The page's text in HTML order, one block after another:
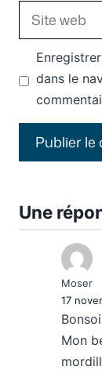
Site
web
dans le
Une
Moser
17
Mon